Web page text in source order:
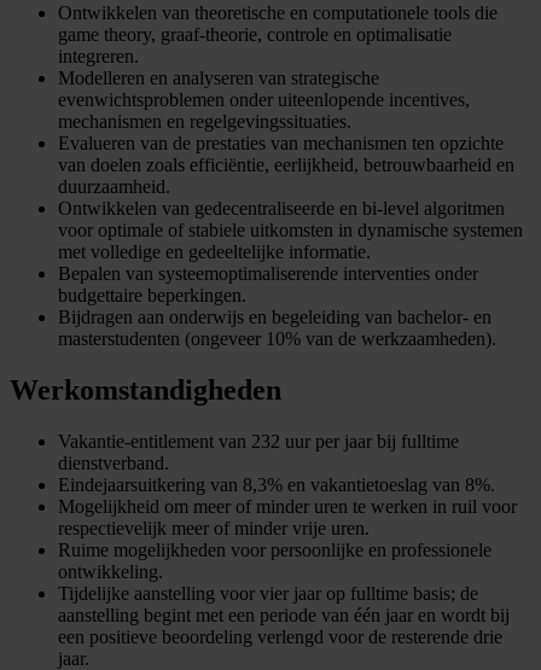
Ontwikkelen van theoretische en computationele tools die
game theory, graaf-theorie, controle en optimalisatie
integreren.
Modelleren en analyseren van strategische
evenwichtsproblemen onder uiteenlopende incentives,
mechanismen en regelgevingssituaties.
Evalueren van de prestaties van mechanismen ten opzichte
van doelen zoals efficiëntie, eerlijkheid, betrouwbaarheid en
duurzaamheid.
Ontwikkelen van gedecentraliseerde en bi-level algoritmen
voor optimale of stabiele uitkomsten in dynamische systemen
met volledige en gedeeltelijke informatie.
Bepalen van systeemoptimaliserende interventies onder
budgettaire beperkingen.
Bijdragen aan onderwijs en begeleiding van bachelor- en
masterstudenten (ongeveer 10% van de werkzaamheden).
Werkomstandigheden
Vakantie-entitlement van 232 uur per jaar bij fulltime
dienstverband.
Eindejaarsuitkering van 8,3% en vakantietoeslag van 8%.
Mogelijkheid om meer of minder uren te werken in ruil voor
respectievelijk meer of minder vrije uren.
Ruime mogelijkheden voor persoonlijke en professionele
ontwikkeling.
Tijdelijke aanstelling voor vier jaar op fulltime basis; de
aanstelling begint met een periode van één jaar en wordt bij
een positieve beoordeling verlengd voor de resterende drie
jaar.